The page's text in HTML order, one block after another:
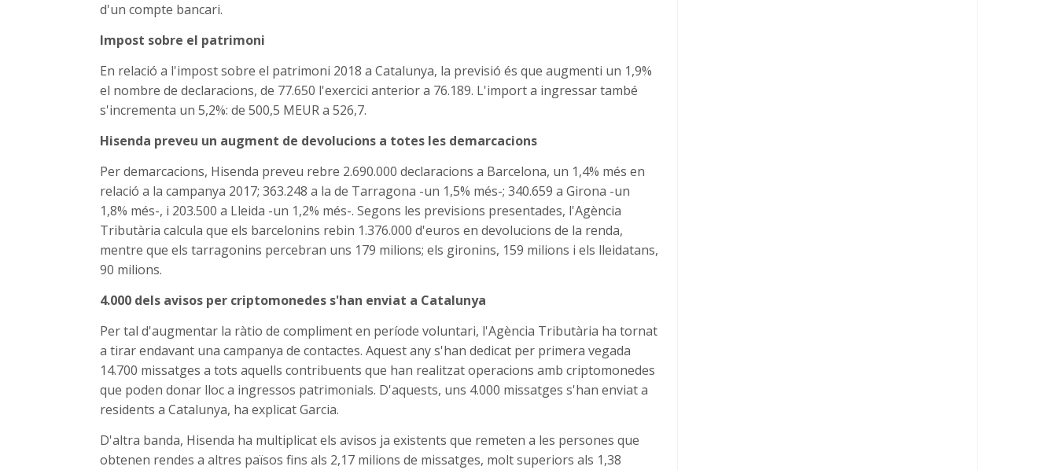
d'un compte bancari.
Impost sobre el patrimoni
En relació a l'impost sobre el patrimoni 2018 a Catalunya, la previsió és que augmenti un 1,9%
el nombre de declaracions, de 77.650 l'exercici anterior a 76.189. L'import a ingressar també
s'incrementa un 5,2%: de 500,5 MEUR a 526,7.
Hisenda preveu un augment de devolucions a totes les demarcacions
Per demarcacions, Hisenda preveu rebre 2.690.000 declaracions a Barcelona, ​​un 1,4% més en
relació a la campanya 2017; 363.248 a la de Tarragona -un 1,5% més-; 340.659 a Girona -un
1,8% més-, i 203.500 a Lleida -un 1,2% més-. Segons les previsions presentades, l'Agència
Tributària calcula que els barcelonins rebin 1.376.000 d'euros en devolucions de la renda,
mentre que els tarragonins percebran uns 179 milions; els gironins, 159 milions i els lleidatans,
90 milions.
4.000 dels avisos per criptomonedes s'han enviat a Catalunya
Per tal d'augmentar la ràtio de compliment en període voluntari, l'Agència Tributària ha tornat
a tirar endavant una campanya de contactes. Aquest any s'han dedicat per primera vegada
14.700 missatges a tots aquells contribuents que han realitzat operacions amb criptomonedes
que poden donar lloc a ingressos patrimonials. D'aquests, uns 4.000 missatges s'han enviat a
residents a Catalunya, ha explicat Garcia.
D'altra banda, Hisenda ha multiplicat els avisos ja existents que remeten a les persones que
obtenen rendes a altres països fins als 2,17 milions de missatges, molt superiors als 1,38